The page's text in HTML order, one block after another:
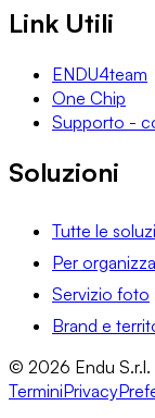
Link Utili
ENDU4team
One Chip
Supporto -
Soluzioni
Tutte le
Per
Servizio foto
Brand e
© 2026 Endu
TerminiPrivacy